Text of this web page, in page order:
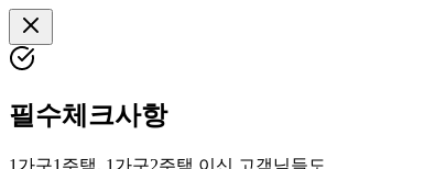
필수체크사항
1가구1주택, 1가구2주택 이신 고객님들도